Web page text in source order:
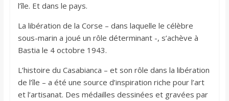
l’île. Et dans le pays.
La libération de la Corse – dans laquelle le célèbre
sous-marin a joué un rôle déterminant -, s’achève à
Bastia le 4 octobre 1943.
L’histoire du Casabianca – et son rôle dans la libération
de l’île – a été une source d’inspiration riche pour l’art
et l’artisanat. Des médailles dessinées et gravées par